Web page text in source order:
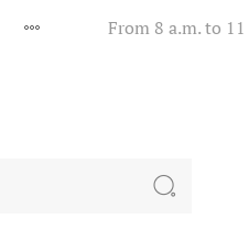
From 8 a.m. to